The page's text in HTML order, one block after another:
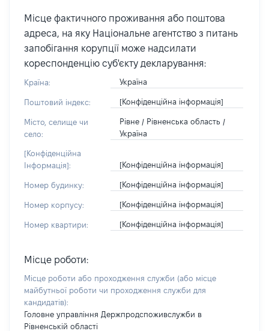
Місце фактичного проживання або поштова
адреса, на яку Національне агентство з питань
запобігання корупції може надсилати
кореспонденцію суб'єкту декларування:
Країна: Україна
Поштовий індекс: [Конфіденційна інформація]
Місто, селище чи
село:
Рівне / Рівненська область /
Україна
[Конфіденційна
Інформація]:
[Конфіденційна інформація]
Номер будинку: [Конфіденційна інформація]
Номер корпусу: [Конфіденційна інформація]
Номер квартири: [Конфіденційна інформація]
Місце роботи:
Місце роботи або проходження служби (або місце
майбутньої роботи чи проходження служби для
кандидатів):
Головне управління Держпродспоживслужби в
Рівненській області